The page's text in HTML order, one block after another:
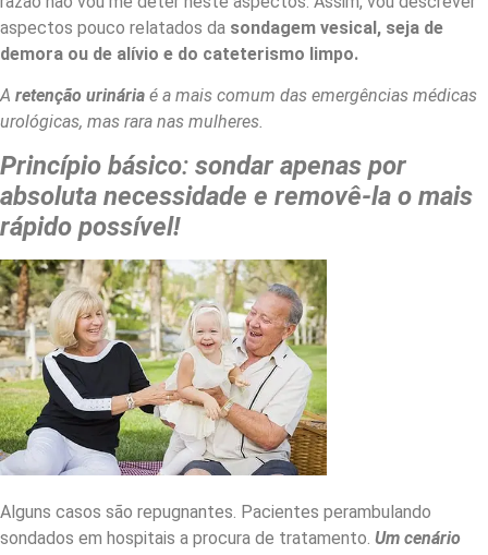
aspectos pouco relatados da sondagem vesical, seja de
demora ou de alívio e do cateterismo limpo.
A retenção urinária é a mais comum das emergências médicas
urológicas, mas rara nas mulheres.
Princípio básico: sondar apenas por
absoluta necessidade e removê-la o mais
rápido possível!
Alguns casos são repugnantes. Pacientes perambulando
sondados em hospitais a procura de tratamento. Um cenário